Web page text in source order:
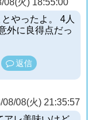
08(火) 18:55:00
やったよ。 4人
外に良得点だっ
返信
08(火) 21:35:57